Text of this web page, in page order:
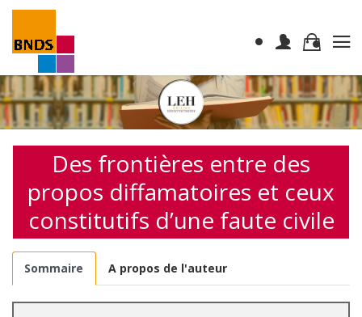
Des frontières entre des
propos diffamatoires et ceux
constitutifs d’une faute civile
Sommaire A propos de l'auteur